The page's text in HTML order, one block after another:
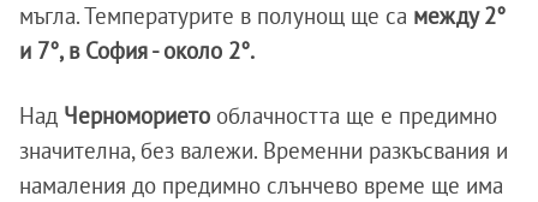
мъгла. Температурите в полунощ ще са между 2°
и 7°, в София - около 2°.
Над Черноморието облачността ще е предимно
значителна, без валежи. Временни разкъсвания и
намаления до предимно слънчево време ще има